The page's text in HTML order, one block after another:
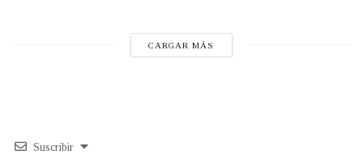
CARGAR MÁS
Suscribir